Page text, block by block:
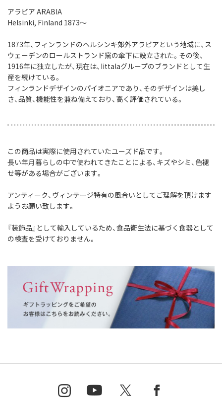
アラビア ARABIA
Helsinki, Finland 1873〜
1873年、フィンランドのヘルシンキ郊外アラビアという地域に、ス
ウェーデンのロールストランド窯の傘下に設立された。その後、
1916年に独立したが、現在は、Iittalaグループのブランドとして生
産を続けている。
フィンランドデザインのパイオニアであり、そのデザインは美し
さ、品質、機能性を兼ね備えており、高く評価されている。
この商品は実際に使用されていたユーズド品です。
長い年月暮らしの中で使われてきたことによる、 キズやシミ、色褪
せ等がある場合がございます。
アンティーク、ヴィンテージ特有の風合いとして ご理解を頂けます
ようお願い致します。
『装飾品』として輸入しているため、食品衛生法に基づく食器として
の検査を受けておりません。